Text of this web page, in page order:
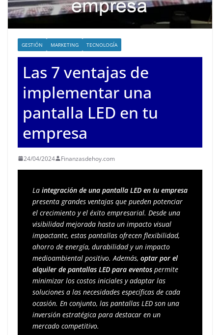
GESTIÓN MARKETING TECNOLOGÍA
Las 7 ventajas de
implementar una
pantalla LED en tu
empresa
24/04/2024 Finanzasdehoy.com
La integración de una pantalla LED en tu empresa
presenta grandes ventajas que pueden potenciar
el crecimiento y el éxito empresarial. Desde una
visibilidad mejorada hasta un impacto visual
impactante, estas pantallas ofrecen flexibilidad,
ahorro de energía, durabilidad y un impacto
medioambiental positivo. Además, optar por el
alquiler de pantallas LED para eventos permite
minimizar los costos iniciales y adaptar las
soluciones a las necesidades específicas de cada
ocasión. En conjunto, las pantallas LED son una
inversión estratégica para destacar en un
mercado competitivo.